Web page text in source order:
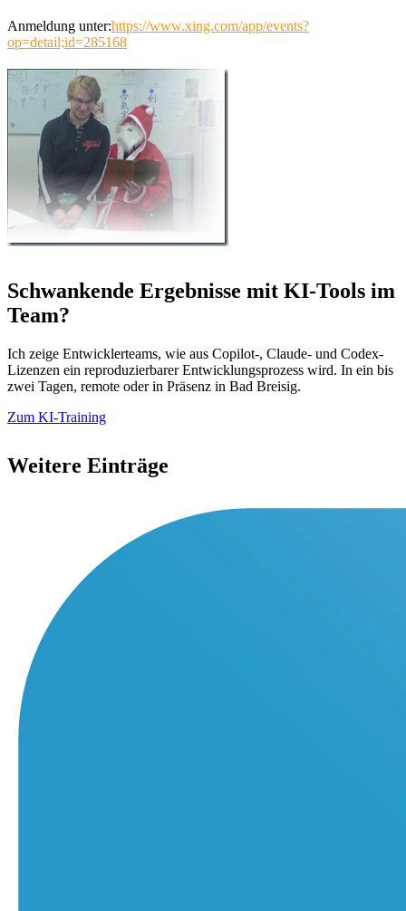
Anmeldung unter:https://www.xing.com/app/events?
op=detail;id=285168
Schwankende Ergebnisse mit KI-Tools im
Team?
Ich zeige Entwicklerteams, wie aus Copilot-, Claude- und Codex-
Lizenzen ein reproduzierbarer Entwicklungsprozess wird. In ein bis
zwei Tagen, remote oder in Präsenz in Bad Breisig.
Zum KI-Training
Weitere Einträge